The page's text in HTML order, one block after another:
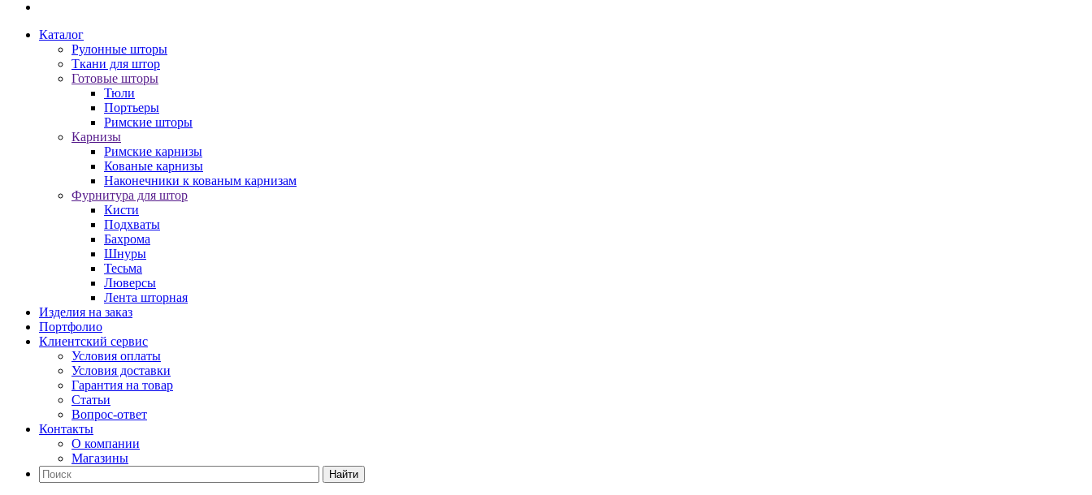
Каталог
Рулонные шторы
Ткани для штор
Готовые шторы
Тюли
Портьеры
Римские шторы
Карнизы
Римские карнизы
Кованые карнизы
Наконечники к кованым карнизам
Фурнитура для штор
Кисти
Подхваты
Бахрома
Шнуры
Тесьма
Люверсы
Лента шторная
Изделия на заказ
Портфолио
Клиентский сервис
Условия оплаты
Условия доставки
Гарантия на товар
Статьи
Вопрос-ответ
Контакты
О компании
Магазины
Найти